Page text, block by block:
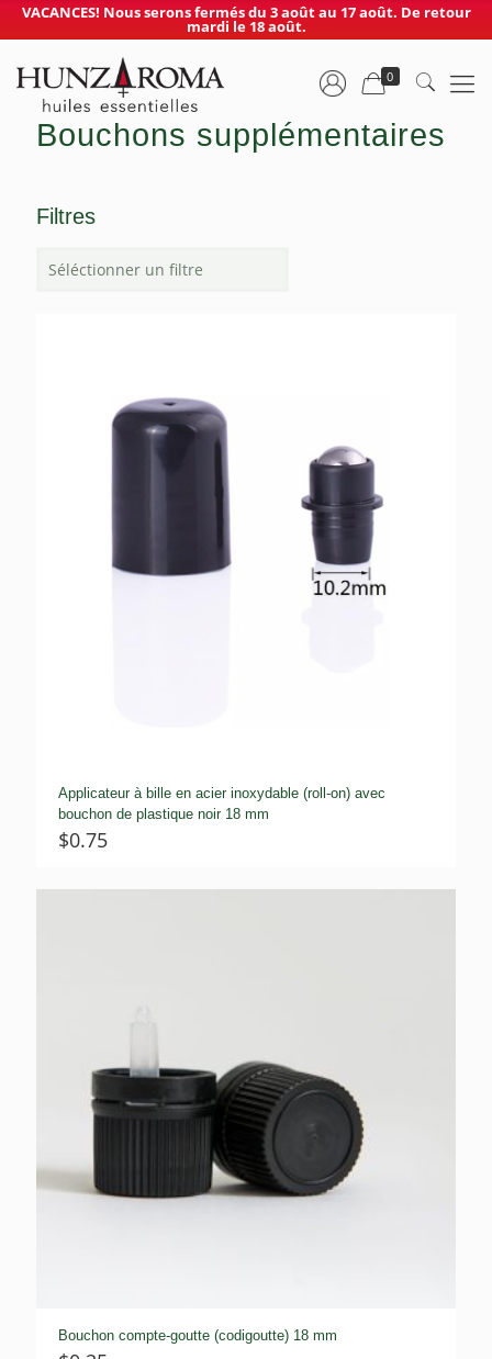
VACANCES! Nous serons fermés du 3 août au 17 août. De retour
mardi le 18 août.
0
Bouchons supplémentaires
Filtres
Applicateur à bille en acier inoxydable (roll-on) avec
bouchon de plastique noir 18 mm
$0.75
Bouchon compte-goutte (codigoutte) 18 mm